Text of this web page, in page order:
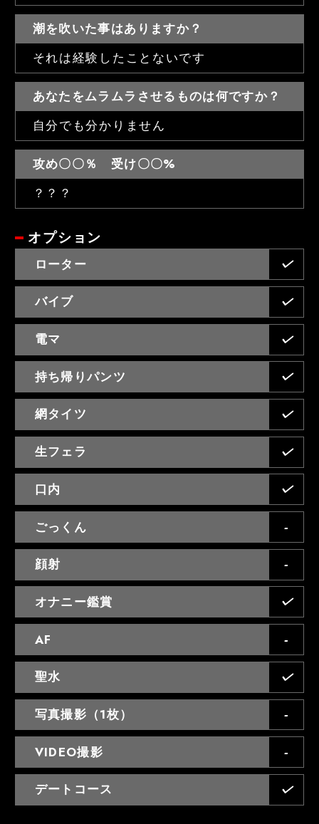
潮を吹いた事はありますか？
それは経験したことないです
あなたをムラムラさせるものは何ですか？
自分でも分かりません
攻め〇〇％ 受け〇〇%
？？？
オプション
ローター
バイブ
電マ
持ち帰りパンツ
網タイツ
生フェラ
口内
ごっくん
顔射
オナニー鑑賞
AF
聖水
写真撮影（1枚）
VIDEO撮影
デートコース